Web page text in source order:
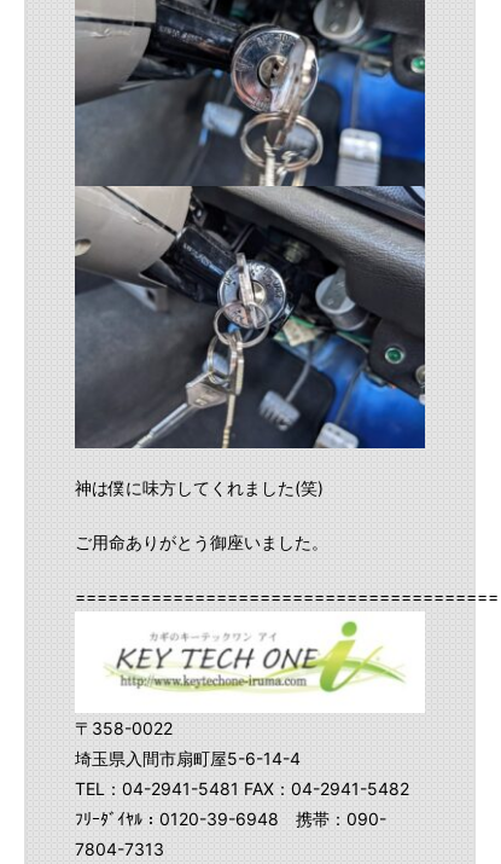
神は僕に味方してくれました(笑)
ご用命ありがとう御座いました。
〒358-0022
埼玉県入間市扇町屋5-6-14-4
TEL：04-2941-5481 FAX：04-2941-5482
ﾌﾘｰﾀﾞｲﾔﾙ：0120-39-6948 携帯：090-
7804-7313